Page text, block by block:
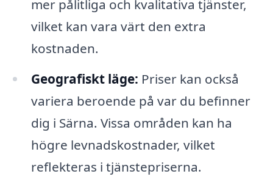
mer pålitliga och kvalitativa tjänster,
vilket kan vara värt den extra
kostnaden.
Geografiskt läge: Priser kan också
variera beroende på var du befinner
dig i Särna. Vissa områden kan ha
högre levnadskostnader, vilket
reflekteras i tjänstepriserna.